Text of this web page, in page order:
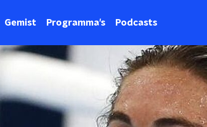
Gemist Programma's Podcasts